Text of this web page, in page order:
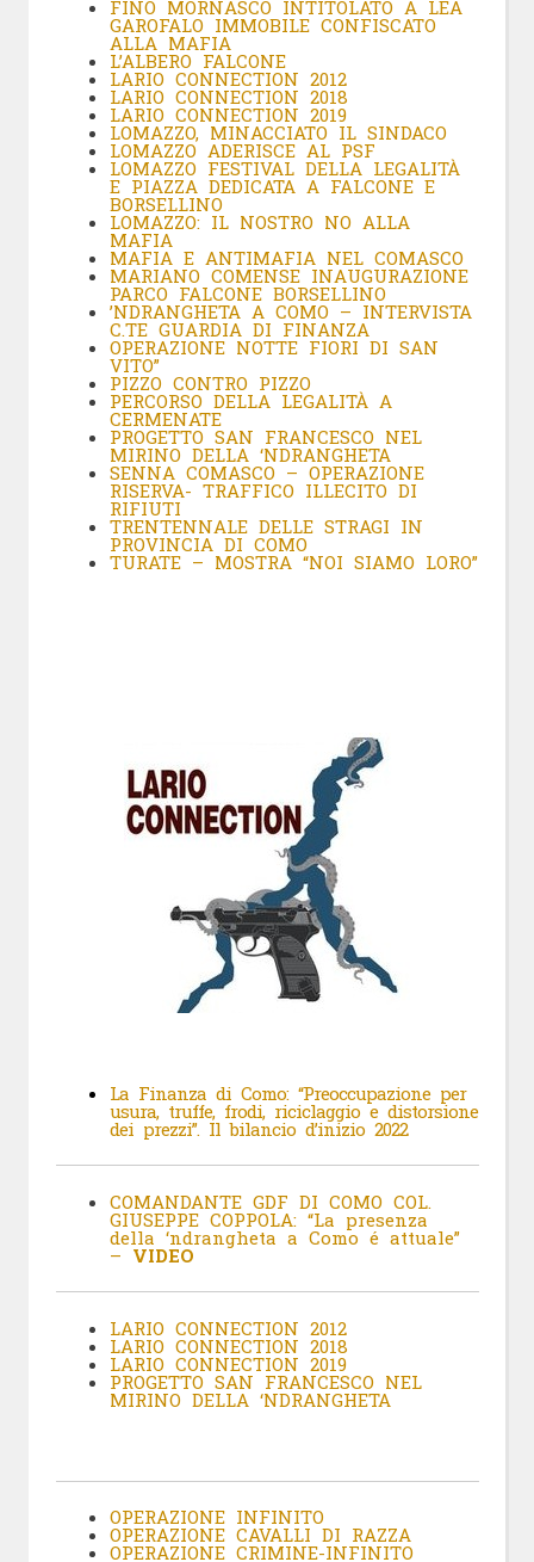
FINO MORNASCO INTITOLATO A LEA
GAROFALO IMMOBILE CONFISCATO
ALLA MAFIA
L’ALBERO FALCONE
LARIO CONNECTION 2012
LARIO CONNECTION 2018
LARIO CONNECTION 2019
LOMAZZO, MINACCIATO IL SINDACO
LOMAZZO ADERISCE AL PSF
LOMAZZO FESTIVAL DELLA LEGALITÀ
E PIAZZA DEDICATA A FALCONE E
BORSELLINO
LOMAZZO: IL NOSTRO NO ALLA
MAFIA
MAFIA E ANTIMAFIA NEL COMASCO
MARIANO COMENSE INAUGURAZIONE
PARCO FALCONE BORSELLINO
’NDRANGHETA A COMO – INTERVISTA
C.TE GUARDIA DI FINANZA
OPERAZIONE NOTTE FIORI DI SAN
VITO”
PIZZO CONTRO PIZZO
PERCORSO DELLA LEGALITÀ A
CERMENATE
PROGETTO SAN FRANCESCO NEL
MIRINO DELLA ‘NDRANGHETA
SENNA COMASCO – OPERAZIONE
RISERVA- TRAFFICO ILLECITO DI
RIFIUTI
TRENTENNALE DELLE STRAGI IN
PROVINCIA DI COMO
TURATE – MOSTRA “NOI SIAMO LORO”
La Finanza di Como: “Preoccupazione per
usura, truffe, frodi, riciclaggio e distorsione
dei prezzi”. Il bilancio d’inizio 2022
COMANDANTE GDF DI COMO COL.
GIUSEPPE COPPOLA: “La presenza
della ‘ndrangheta a Como é attuale”
– VIDEO
LARIO CONNECTION 2012
LARIO CONNECTION 2018
LARIO CONNECTION 2019
PROGETTO SAN FRANCESCO NEL
MIRINO DELLA ‘NDRANGHETA
OPERAZIONE INFINITO
OPERAZIONE CAVALLI DI RAZZA
OPERAZIONE CRIMINE-INFINITO